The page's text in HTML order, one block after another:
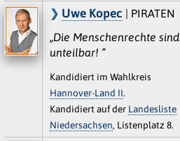
Uwe Kopec | PIRATEN
„Die Menschenrechte sind
unteilbar! “
Kandidiert im Wahlkreis
Hannover-Land II.
Kandidiert auf der Landesliste
Niedersachsen, Listenplatz 8.